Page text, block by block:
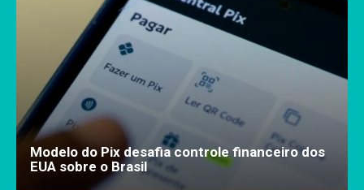
Modelo do Pix desafia controle financeiro dos
EUA sobre o Brasil